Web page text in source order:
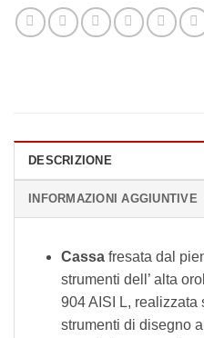
DESCRIZIONE
INFORMAZIONI AGGIUNTIVE
Cassa fresata dal
strumenti dell’ alta
904 AISI L, realizzata
strumenti di disegno